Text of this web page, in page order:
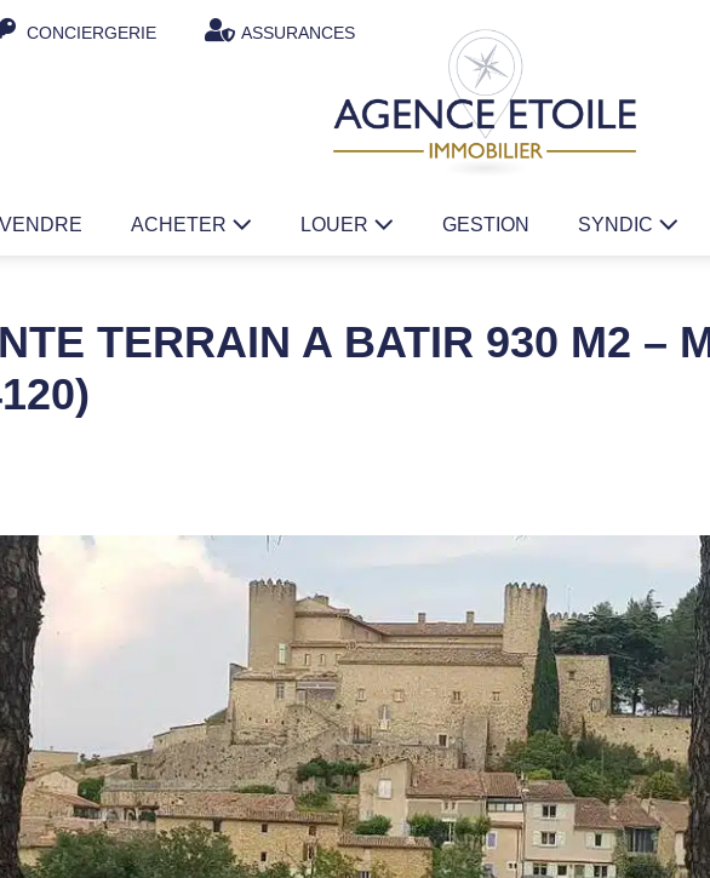
CONCIERGERIE ASSURANCES
VENDRE ACHETER LOUER GESTION SYNDIC
TERRAIN A BATIR 930 M2 –